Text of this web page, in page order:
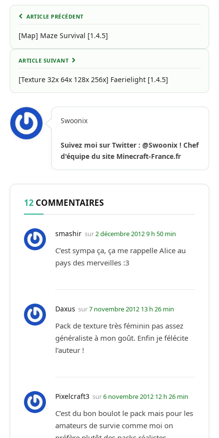
ARTICLE PRÉCÉDENT
[Map] Maze Survival [1.4.5]
ARTICLE SUIVANT
[Texture 32x 64x 128x 256x] Faerielight [1.4.5]
Swoonix
Suivez moi sur Twitter : @Swoonix ! Chef
d'équipe du site Minecraft-France.fr
12 COMMENTAIRES
smashir sur2 décembre 2012 9 h 50 min
C’est sympa ça, ça me rappelle Alice au
pays des merveilles :3
Daxus sur7 novembre 2012 13 h 26 min
Pack de texture très féminin pas assez
généraliste à mon goût. Enfin je félécite
l’auteur !
Pixelcraft3 sur6 novembre 2012 12 h 26 min
C’est du bon boulot le pack mais pour les
amateurs de survie comme moi on